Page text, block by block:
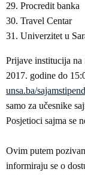
29. Procredit banka
30. Travel Centar
31. Univerzitet u
Prijave institucija na
2017. godine do
unsa.ba/
samo za učesnike
Posjetioci sajma se
Ovim putem
informiraju se o